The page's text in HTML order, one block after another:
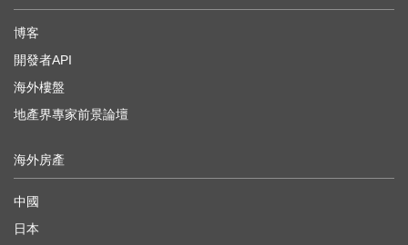
博客
開發者API
海外樓盤
地產界專家前景論壇
海外房產
中國
日本